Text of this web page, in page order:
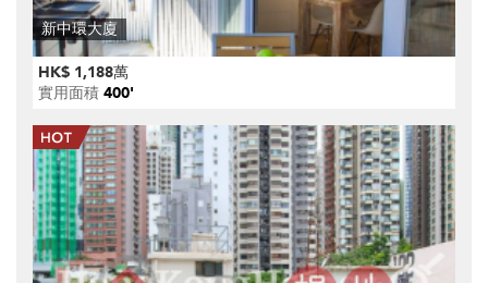
新中環大廈
HK$ 1,188萬
實用面積 400'